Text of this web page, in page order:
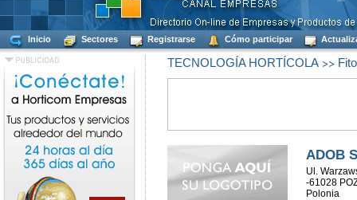
Inicio Sectores Registrarse Cómo participar
TECNOLOGÍA HORTÍCOLA>>
ADOB
Ul.
-61028
Polonia